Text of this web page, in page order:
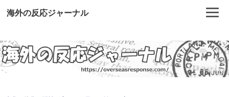
海外の反応ジャーナル